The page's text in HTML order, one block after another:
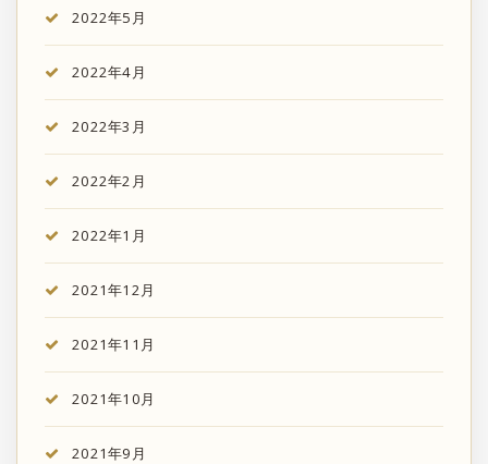
2022年5月
2022年4月
2022年3月
2022年2月
2022年1月
2021年12月
2021年11月
2021年10月
2021年9月